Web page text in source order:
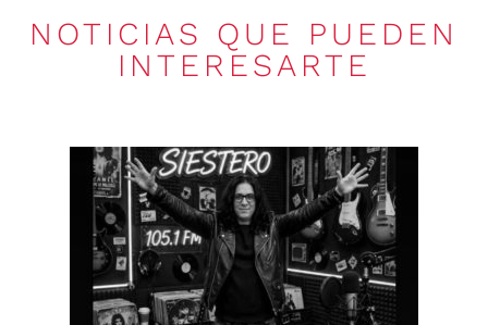
NOTICIAS QUE PUEDEN
INTERESARTE